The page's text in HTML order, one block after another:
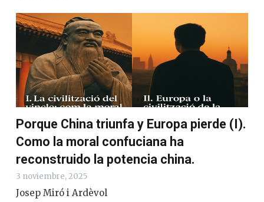
Porque China triunfa y Europa pierde (I).
Como la moral confuciana ha
reconstruido la potencia china.
3 noviembre, 2025
Josep Miró i Ardèvol